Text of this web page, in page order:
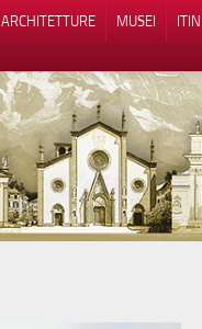
ARCHITETTURE MUSEI